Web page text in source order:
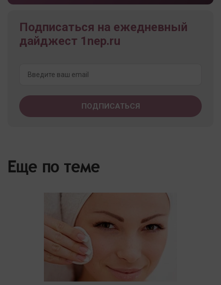
Подписаться на ежедневный
дайджест 1nep.ru
Еще по теме